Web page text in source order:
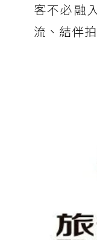
客不必融
流、結伴